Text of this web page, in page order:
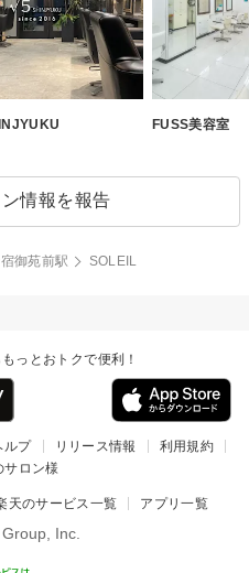
FUSS美容室
情報を報告
御苑前駅 SOLEIL
っとおトクで便利！
ルプ リリース情報
利用規約
サロン様
天のサービス一覧 アプリ一覧
Inc.